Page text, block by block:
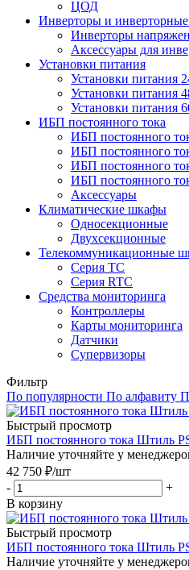
ЦОД
Инверторы и
Инверторы
Аксессуары для
Установки питания
Установки питания
Установки питания
Установки питания
ИБП постоянного тока
ИБП постоянного
ИБП постоянного
ИБП постоянного
ИБП постоянного
Аксессуары
Климатические шкафы
Односекционные
Двухсекционные
Телекоммуникационные
Серия TC
Серия RTC
Средства мониторинга
Контроллеры
Карты мониторинга
Датчики
Супервизоры
Фильтр
По популярности По алфавиту
Быстрый просмотр
ИБП постоянного тока Штиль
Наличие уточняйте у
42 750 ₽/шт
-
+
В корзину
Быстрый просмотр
ИБП постоянного тока Штиль
Наличие уточняйте у